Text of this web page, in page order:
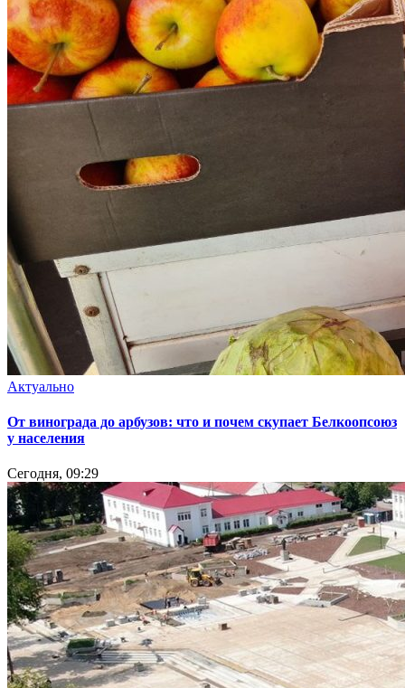
Актуально
От винограда до арбузов: что и почем скупает Белкоопсоюз
у населения
Сегодня, 09:29